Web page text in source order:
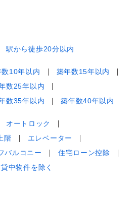
駅から徒歩20分以内
数10年以内
築年数15年以内
数25年以内
数35年以内 築年数40年以内
オートロック
階
エレベーター
バルコニー
住宅ローン控除
中物件を除く